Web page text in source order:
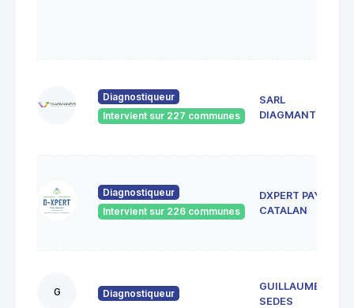
Diagnostiqueur
Intervient sur 227 communes
SARL
DIAGMANTIS
Diagnostiqueur
Intervient sur 226 communes
DXPERT PAYS
CATALAN
G Diagnostiqueur
GUILLAUME
SEDES